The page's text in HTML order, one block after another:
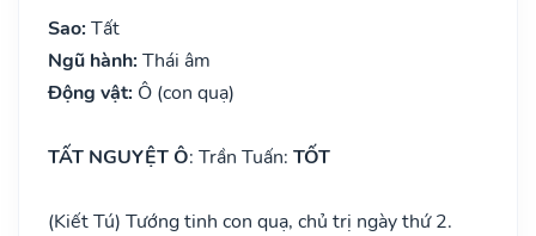
Sao: Tất
Ngũ hành: Thái âm
Động vật: Ô (con quạ)
TẤT NGUYỆT Ô: Trần Tuấn: TỐT
(Kiết Tú) Tướng tinh con quạ, chủ trị ngày thứ 2.